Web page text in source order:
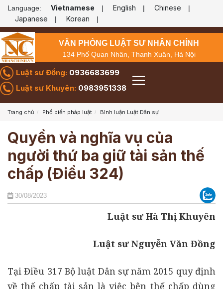
Language: Vietnamese | English | Chinese |
Japanese | Korean |
VĂN PHÒNG LUẬT SƯ NHÂN CHÍNH
134 Phố Quan Nhân, Thanh Xuân, Hà Nội
Luật sư Đồng: 0936683699
Luật sư Khuyên: 0983951338
Trang chủ Phổ biến pháp luật Bình luận Luật Dân sự
Quyền và nghĩa vụ của
người thứ ba giữ tài sản thế
chấp (Điều 324)
30/08/2023
Luật sư Hà Thị Khuyên
Luật sư Nguyễn Văn Đồng
Tại Điều 317 Bộ luật Dân sự năm 2015 quy định
về thế chấp tài sản là việc bên thế chấp dùng